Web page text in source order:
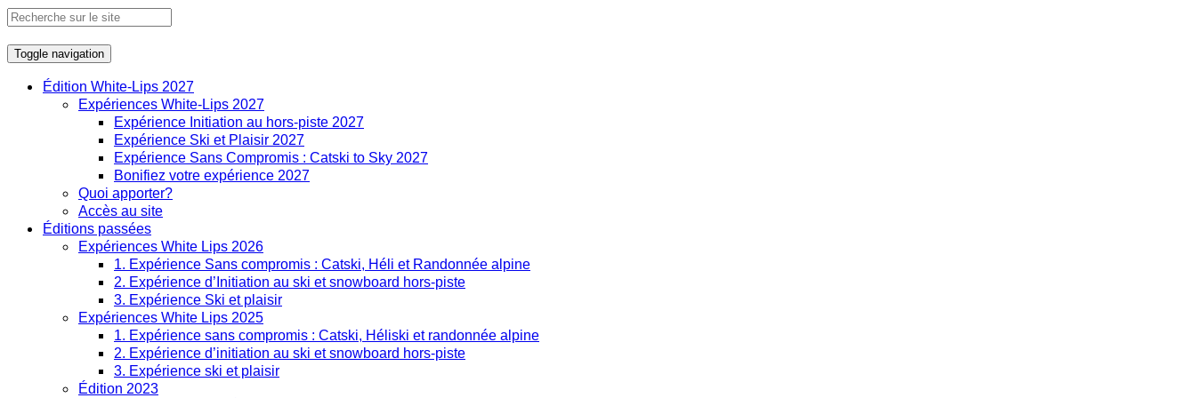
Toggle navigation
Édition White-Lips 2027
Expériences White-Lips 2027
Expérience Initiation au hors-piste 2027
Expérience Ski et Plaisir 2027
Expérience Sans Compromis : Catski to Sky 2027
Bonifiez votre expérience 2027
Quoi apporter?
Accès au site
Éditions passées
Expériences White Lips 2026
1. Expérience Sans compromis : Catski, Héli et Randonnée alpine
2. Expérience d’Initiation au ski et snowboard hors-piste
3. Expérience Ski et plaisir
Expériences White Lips 2025
1. Expérience sans compromis : Catski, Héliski et randonnée alpine
2. Expérience d’initiation au ski et snowboard hors-piste
3. Expérience ski et plaisir
Édition 2023